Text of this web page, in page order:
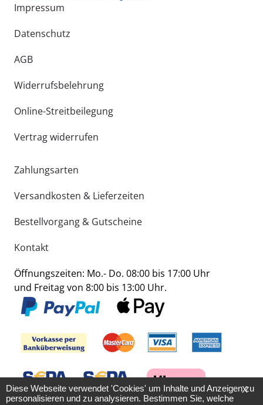
Impressum
Datenschutz
AGB
Widerrufsbelehrung
Online-Streitbeilegung
Vertrag widerrufen
Zahlungsarten
Versandkosten & Lieferzeiten
Bestellvorgang & Gutscheine
Kontakt
Öffnungszeiten: Mo.- Do. 08:00 bis 17:00 Uhr
und Freitag von 8:00 bis 13:00 Uhr.
X
Diese Webseite verwendet 'Cookies' um Inhalte und Anzeigen zu
personalisieren und zu analysieren. Bestimmen Sie, welche